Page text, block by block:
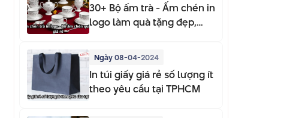
30+ Bộ ấm trà - Ấm chén in
logo làm quà tặng đẹp,
Ngày 08-04-2024
In túi giấy giá rẻ số lượng ít
theo yêu cầu tại TPHCM